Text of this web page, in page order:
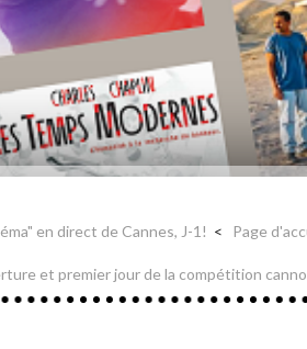
en direct de Cannes, J-1! Page
et premier jour de la compétition